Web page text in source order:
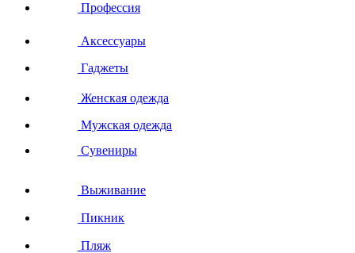
Профессия
Аксессуары
Гаджеты
Женская одежда
Мужская одежда
Сувениры
Выживание
Пикник
Пляж